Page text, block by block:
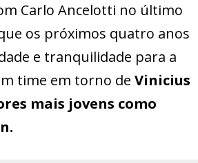
Carlo Ancelotti no último
os próximos quatro anos
e tranquilidade para a
time em torno de Vinicius
mais jovens como